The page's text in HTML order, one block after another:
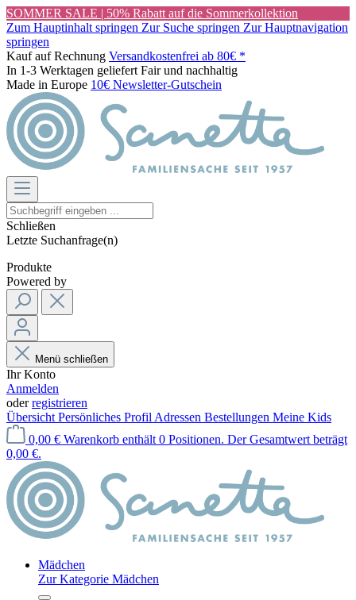
SOMMER SALE | 50% Rabatt auf die Sommerkollektion
Zum Hauptinhalt springen Zur Suche springen Zur Hauptnavigation
springen
Kauf auf Rechnung Versandkostenfrei ab 80€ *
In 1-3 Werktagen geliefert Fair und nachhaltig
Made in Europe 10€ Newsletter-Gutschein
Schließen
Letzte Suchanfrage(n)
Produkte
Powered by
Menü schließen
Ihr Konto
Anmelden
oderregistrieren
Übersicht Persönliches Profil Adressen Bestellungen Meine Kids
0,00 € Warenkorb enthält 0 Positionen. Der Gesamtwert beträgt
0,00 €.
Mädchen
Zur Kategorie Mädchen